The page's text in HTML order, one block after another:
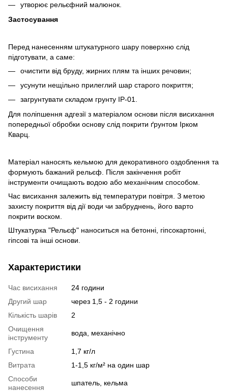
утворює рельєфний малюнок.
Застосування
Перед нанесенням штукатурного шару поверхню слід
підготувати, а саме:
очистити від бруду, жирних плям та інших речовин;
усунути нещільно прилеглий шар старого покриття;
загрунтувати складом грунту ІР-01.
Для поліпшення адгезії з матеріалом основи після висихання
попередньої обробки основу слід покрити ґрунтом Ірком
Кварц.
Матеріал наносять кельмою для декоративного оздоблення та
формують бажаний рельєф. Після закінчення робіт
інструменти очищають водою або механічним способом.
Час висихання залежить від температури повітря. З метою
захисту покриття від дії води чи забруднень, його варто
покрити воском.
Штукатурка "Рельєф" наноситься на бетонні, гіпсокартонні,
гіпсові та інші основи.
Характеристики
Час висихання
24 години
Другий шар
через 1,5 - 2 години
Кількість шарів
2
Очищення
інструменту
вода, механічно
Густина
1,7 кг/л
Витрата
1-1,5 кг/м² на один шар
Способи
нанесення
шпатель, кельма